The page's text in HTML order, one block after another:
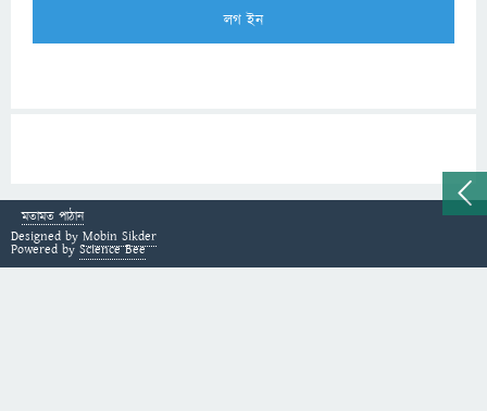
মতামত পাঠান
Designed by Mobin Sikder
Powered by Science Bee